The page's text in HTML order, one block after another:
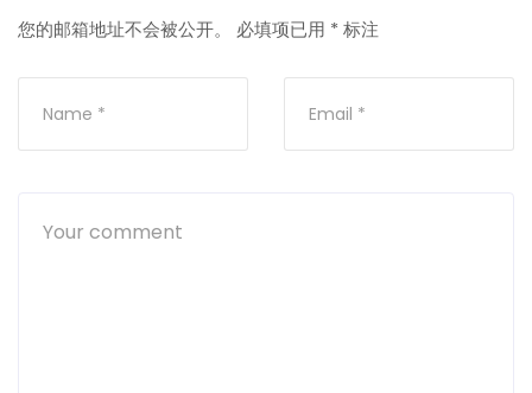
您的邮箱地址不会被公开。 必填项已用 * 标注